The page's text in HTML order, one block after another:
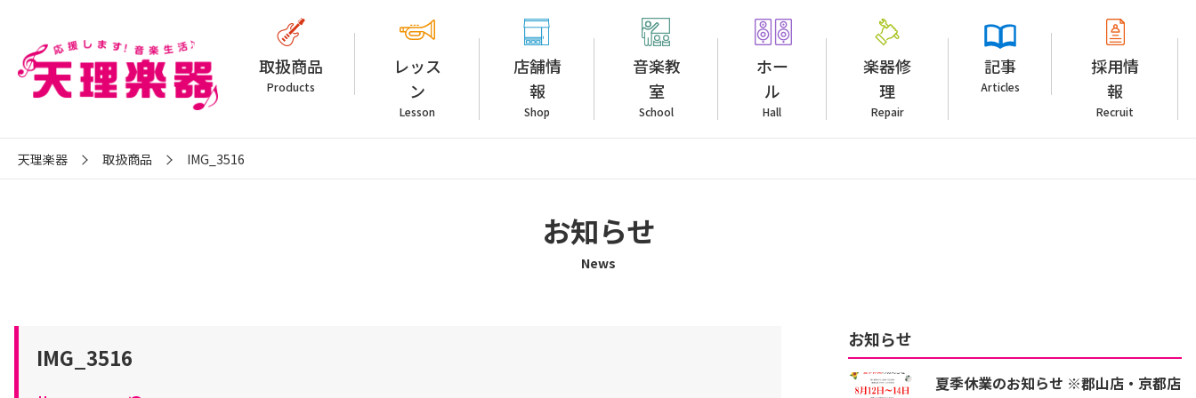
取扱商品
Products
レッス
ン
Lesson
店舗情
報
Shop
音楽教
室
School
ホー
ル
Hall
楽器修
理
Repair
記事
Articles
採用情
報
Recruit
天理楽器 取扱商品 IMG_3516
お知らせ
News
IMG_3516
お知らせ
夏季休業のお知らせ ※郡山店・京都店